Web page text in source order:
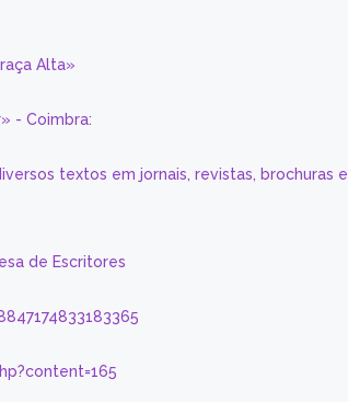
Alta»
- Coimbra:
textos em jornais, revistas, brochuras e
de Escritores